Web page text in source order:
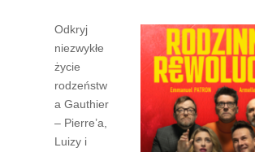
Odkryj
niezwykłe
życie
rodzeństw
a Gauthier
– Pierre’a,
Luizy i